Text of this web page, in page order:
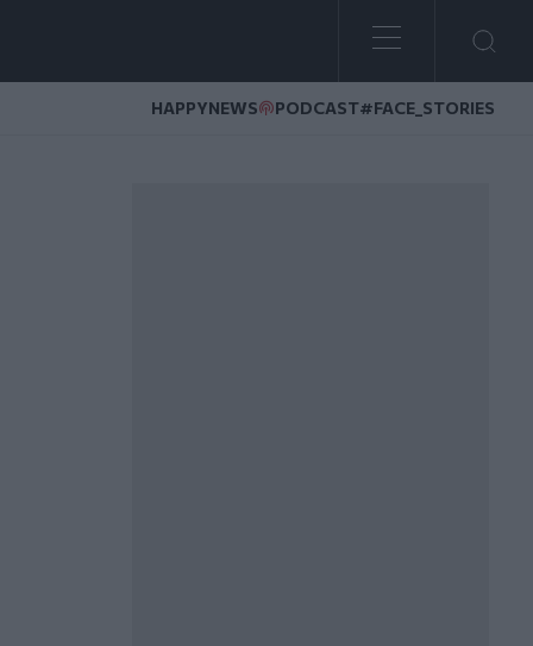
HAPPYNEWS PODCAST#FACE_STORIES